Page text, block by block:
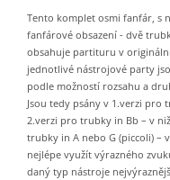
Tento komplet osmi fanfár, s
fanfárové obsazení - dvě
obsahuje partituru v
jednotlivé nástrojové party
podle možností rozsahu a
Jsou tedy psány v 1.verzi pro
2.verzi pro trubky in Bb – v
trubky in A nebo G (piccoli) –
nejlépe využít výrazného
daný typ nástroje